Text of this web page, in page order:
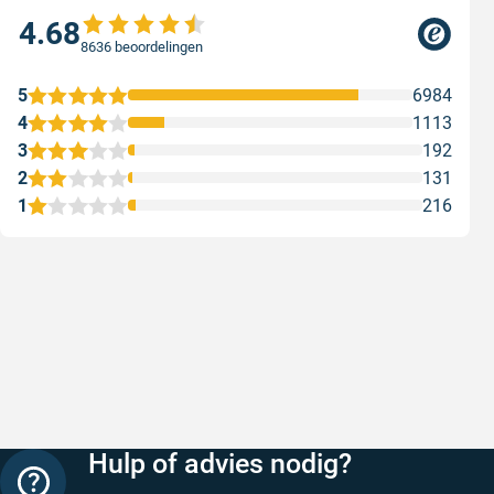
4.688636 beoordelingen
1 216
2 131
3 192
4 1113
5 6984
Hulp of advies nodig?